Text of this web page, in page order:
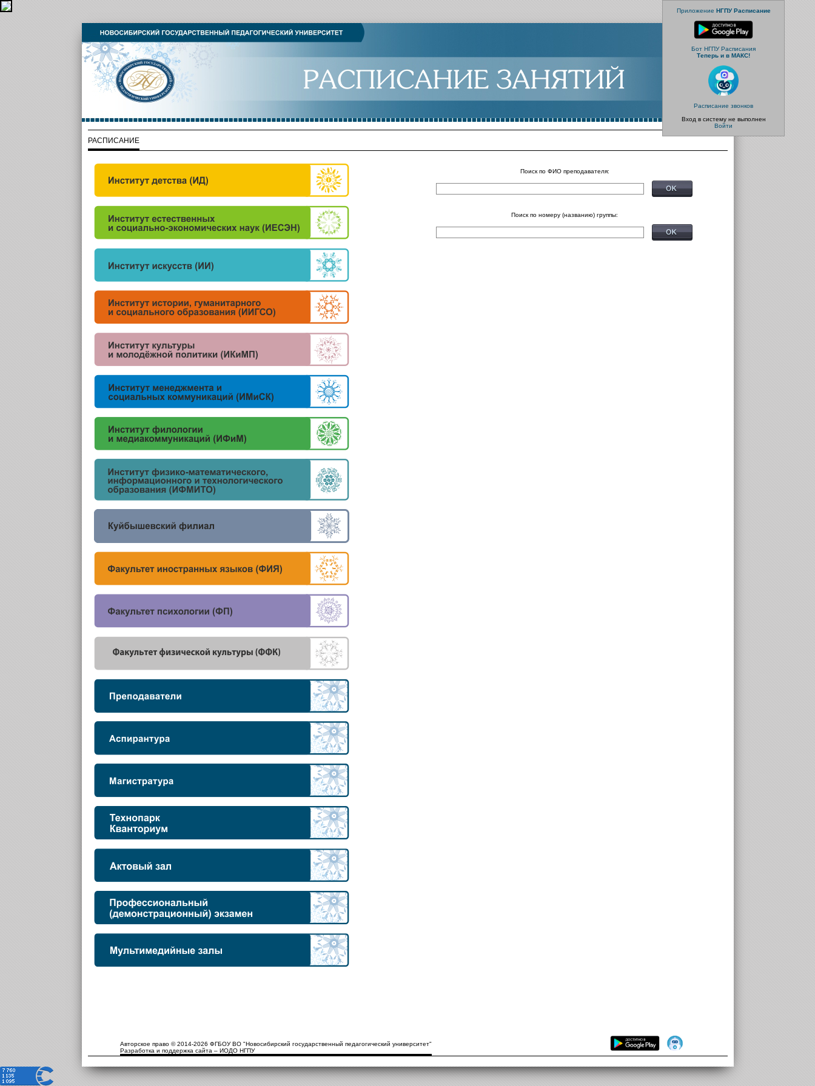
Приложение НГПУ Расписание
Бот НГПУ Расписания
Теперь и в МАКС!
Расписание звонков
Вход в систему не выполнен
Войти
РАСПИСАНИЕ
Поиск по ФИО преподавателя:
Поиск по номеру (названию) группы:
Авторское право © 2014-2026 ФГБОУ ВО "Новосибирский государственный педагогический университет"
Разработка и поддержка сайта – ИОДО НГПУ